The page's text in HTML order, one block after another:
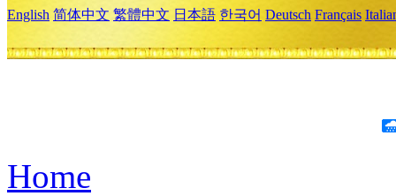
English 简体中文 繁體中文 日本語 한국어 Deutsch Français
Home